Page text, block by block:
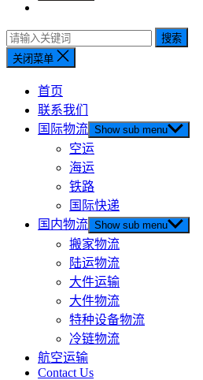
搜索
关闭菜单
首页
联系我们
国际物流 Show sub menu
空运
海运
铁路
国际快递
国内物流 Show sub menu
搬家物流
陆运物流
大件运输
大件物流
特种设备物流
冷链物流
航空运输
Contact Us